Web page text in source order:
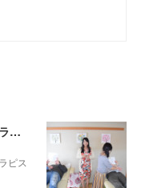
8/10（月）＆9/28（月）【東京】腸心セラピスト養成コース《２日間コース》開講決定
ピス